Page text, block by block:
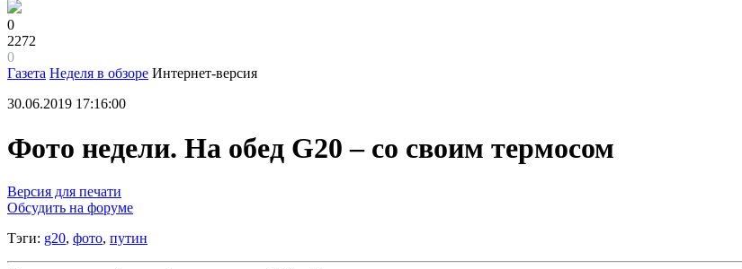
0
2272
0
Газета Неделя в обзоре Интернет-версия
30.06.2019 17:16:00
Фото недели. На обед G20 – со своим термосом
Версия для печати
Обсудить на форуме
Тэги: g20, фото, путин